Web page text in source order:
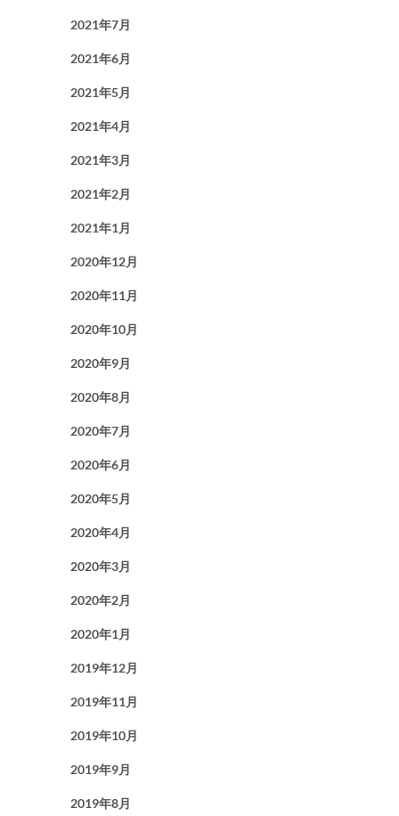
2021年7月
2021年6月
2021年5月
2021年4月
2021年3月
2021年2月
2021年1月
2020年12月
2020年11月
2020年10月
2020年9月
2020年8月
2020年7月
2020年6月
2020年5月
2020年4月
2020年3月
2020年2月
2020年1月
2019年12月
2019年11月
2019年10月
2019年9月
2019年8月